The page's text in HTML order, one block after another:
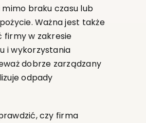
braku czasu lub
Ważna jest także
w zakresie
i wykorzystania
dobrze zarządzany
odpady
czy firma